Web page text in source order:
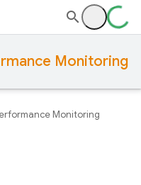
Monitoring
Monitoring